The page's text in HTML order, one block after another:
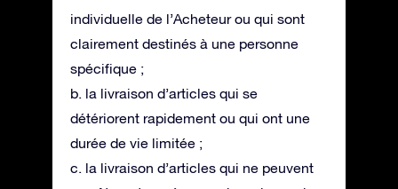
individuelle de l’Acheteur ou qui sont
clairement destinés à une personne
spécifique ;
b. la livraison d’articles qui se
détériorent rapidement ou qui ont une
durée de vie limitée ;
c. la livraison d’articles qui ne peuvent